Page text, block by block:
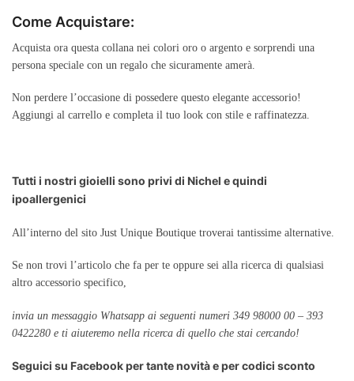
Come Acquistare:
Acquista ora questa collana nei colori oro o argento e sorprendi una
persona speciale con un regalo che sicuramente amerà.
Non perdere l’occasione di possedere questo elegante accessorio!
Aggiungi al carrello e completa il tuo look con stile e raffinatezza.
Tutti i nostri gioielli sono privi di Nichel e quindi
ipoallergenici
All’interno del sito Just Unique Boutique troverai tantissime alternative.
Se non trovi l’articolo che fa per te oppure sei alla ricerca di qualsiasi
altro accessorio specifico,
invia un messaggio Whatsapp ai seguenti numeri 349 98000 00 – 393
0422280 e ti aiuteremo nella ricerca di quello che stai cercando!
Seguici su Facebook per tante novità e per codici sconto